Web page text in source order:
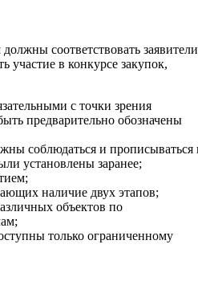
соответствовать
участие в конкурсе закупок,
с точки зрения
предварительно обозначены
соблюдаться и прописываться
установлены заранее;
наличие двух этапов;
объектов по
только ограниченному